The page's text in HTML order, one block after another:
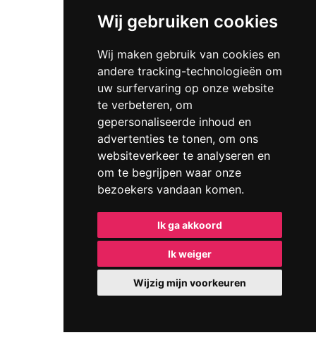
Wij gebruiken cookies
Wij maken gebruik van cookies en
andere tracking-technologieën om
uw surfervaring op onze website
te verbeteren, om
gepersonaliseerde inhoud en
advertenties te tonen, om ons
websiteverkeer te analyseren en
om te begrijpen waar onze
bezoekers vandaan komen.
Ik ga akkoord
Ik weiger
Wijzig mijn voorkeuren